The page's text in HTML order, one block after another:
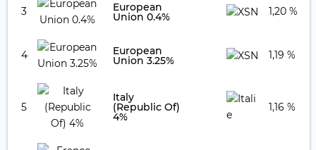
3 European
Union 0.4% 1,20 %
4 European
Union 3.25% 1,19 %
5
Italy
(Republic Of)
4%
1,16 %